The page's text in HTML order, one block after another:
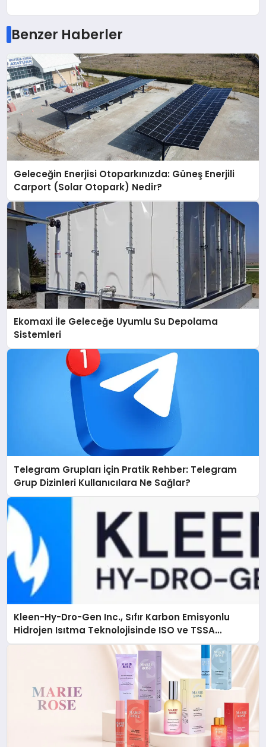
Benzer Haberler
Geleceğin Enerjisi Otoparkınızda: Güneş Enerjili
Carport (Solar Otopark) Nedir?
Ekomaxi İle Geleceğe Uyumlu Su Depolama
Sistemleri
Telegram Grupları İçin Pratik Rehber: Telegram
Grup Dizinleri Kullanıcılara Ne Sağlar?
Kleen-Hy-Dro-Gen Inc., Sıfır Karbon Emisyonlu
Hidrojen Isıtma Teknolojisinde ISO ve TSSA
Düzenleyici Onaylarını Aldı